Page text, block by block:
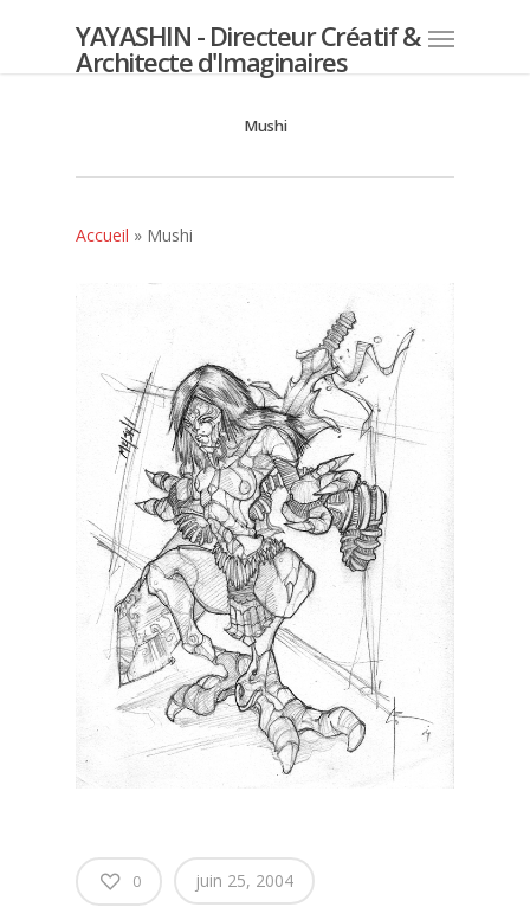
YAYASHIN - Directeur Créatif &
Architecte d'Imaginaires
Mushi
Accueil » Mushi
0 juin 25, 2004